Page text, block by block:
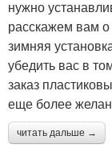
нужно
расскажем вам
зимняя
убедить вас в
заказ
еще более
читать дальше →